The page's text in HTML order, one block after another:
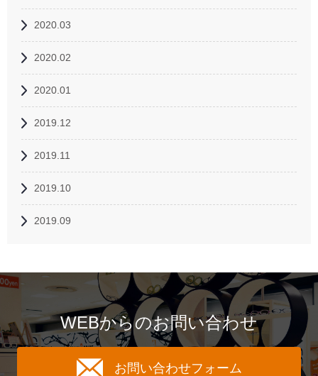
2020.03
2020.02
2020.01
2019.12
2019.11
2019.10
2019.09
WEBからのお問い合わせ
お問い合わせフォーム